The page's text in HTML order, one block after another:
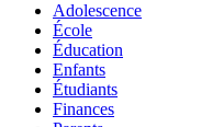
Adolescence
École
Éducation
Enfants
Étudiants
Finances